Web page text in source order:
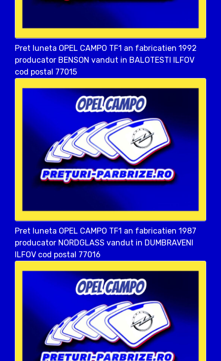
Pret luneta OPEL CAMPO TF1 an fabricatien 1992
producator BENSON vandut in BALOTESTI ILFOV
cod postal 77015
Pret luneta OPEL CAMPO TF1 an fabricatien 1987
producator NORDGLASS vandut in DUMBRAVENI
ILFOV cod postal 77016